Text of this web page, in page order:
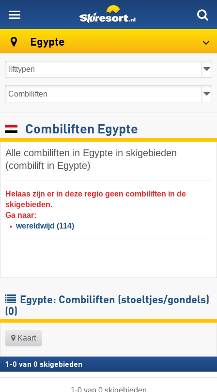
Egypte
Combiliften Egypte
Alle combiliften in Egypte in skigebieden
(combilift in Egypte)
Helaas zijn er in deze regio geen combiliften in de
skigebieden.
Ga naar:
wereldwijd (114)
Egypte: Combiliften (stoeltjes/gondels)
(0)
Kaart
1 -0 van 0 skigebieden